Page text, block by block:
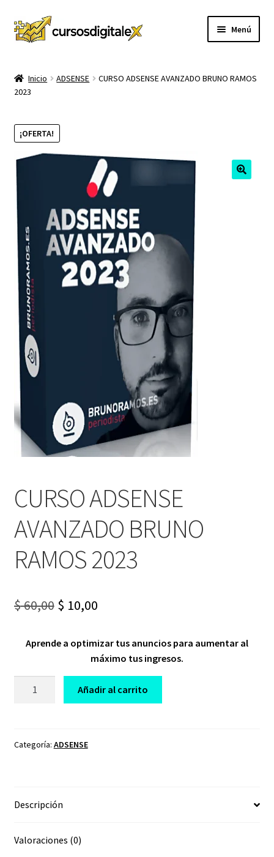
Ir
a
Ir
al
Menú
TIENDA
CURSOS
hijo
MEMBRESIA
MI CUENTA
CARRITO
CONTACTO
Inicio ADSENSE
CURSO ADSENSE AVANZADO BRUNO RAMOS
2023
¡OFERTA!
CURSO ADSENSE
AVANZADO BRUNO
RAMOS 2023
$60,00 Original
was:
$ 10,00Current
is:
Aprende a optimizar tus anuncios para aumentar al
máximo tus ingresos.
RAMOS
Añadir al carrito
Categoría: ADSENSE
Descripción
Valoraciones (0)